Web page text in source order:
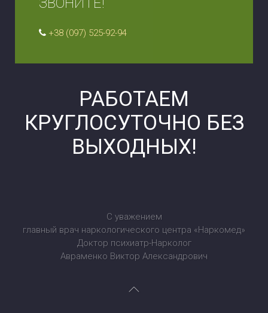
+38 (097) 525-92-94
РАБОТАЕМ
КРУГЛОСУТОЧНО БЕЗ
ВЫХОДНЫХ!
С уважением
главный врач наркологического центра «Наркомед»
Доктор психиатр-Нарколог
Авраменко Виктор Александрович